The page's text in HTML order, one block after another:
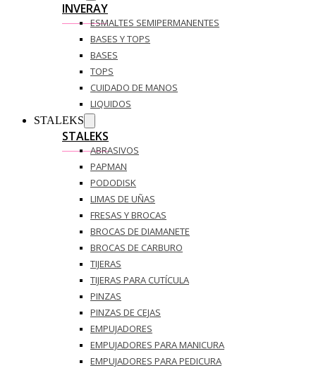
INVERAY
ESMALTES SEMIPERMANENTES
BASES Y TOPS
BASES
TOPS
CUIDADO DE MANOS
LIQUIDOS
STALEKS
STALEKS
ABRASIVOS
PAPMAN
PODODISK
LIMAS DE UÑAS
FRESAS Y BROCAS
BROCAS DE DIAMANETE
BROCAS DE CARBURO
TIJERAS
TIJERAS PARA CUTÍCULA
PINZAS
PINZAS DE CEJAS
EMPUJADORES
EMPUJADORES PARA MANICURA
EMPUJADORES PARA PEDICURA